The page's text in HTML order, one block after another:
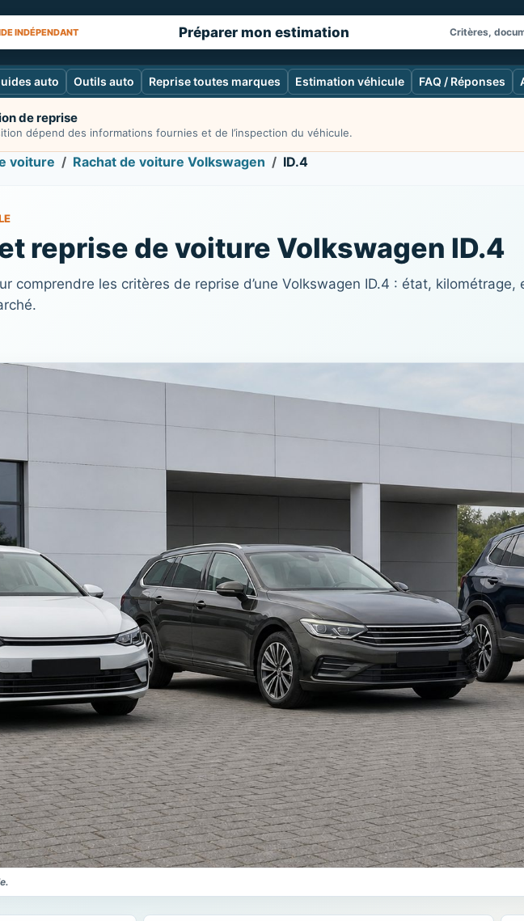
INDÉPENDANT Préparer mon estimation Critères,
auto Outils auto Reprise toutes marques Estimation véhicule FAQ / Réponses
de reprise
dépend des informations fournies et de l’inspection du véhicule.
voiture Rachat de voiture Volkswagen ID.4
reprise de voiture Volkswagen ID.4
comprendre les critères de reprise d’une Volkswagen ID.4 : état,